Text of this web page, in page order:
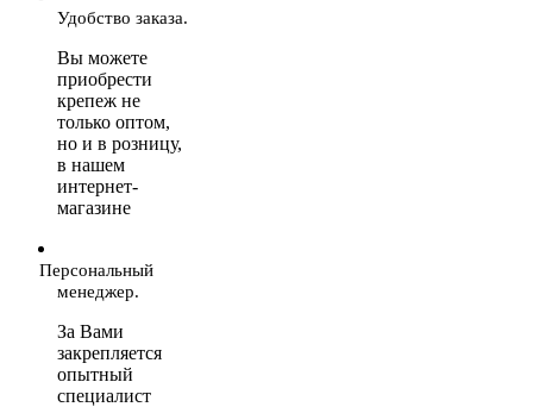
Удобство заказа.
Вы можете
приобрести
крепеж не
только оптом,
но и в розницу,
в нашем
интернет-
магазине
Персональный
менеджер.
За Вами
закрепляется
опытный
специалист